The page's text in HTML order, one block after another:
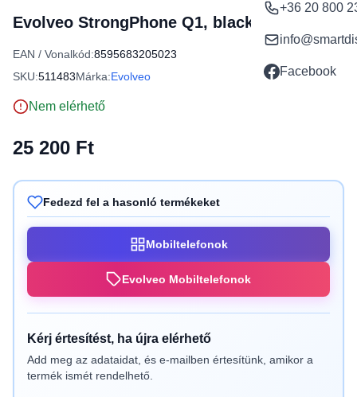
+36 20 800
Facebook
Evolveo StrongPhone Q1, black
EAN / Vonalkód:8595683205023
SKU:511483Márka:Evolveo
Nem elérhető
25 200 Ft
Fedezd fel a hasonló termékeket
Mobiltelefonok
Evolveo Mobiltelefonok
Kérj értesítést, ha újra elérhető
Add meg az adataidat, és e-mailben értesítünk, amikor a
termék ismét rendelhető.